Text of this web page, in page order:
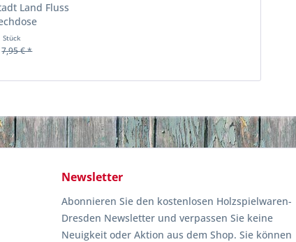
Land Fluss
Stück
7,95 € *
Newsletter
Abonnieren Sie den kostenlosen Holzspielwaren-
Dresden Newsletter und verpassen Sie keine
Neuigkeit oder Aktion aus dem Shop. Sie können